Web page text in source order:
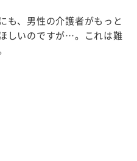
も、男性の介護者がもっと
しいのですが…。これは難